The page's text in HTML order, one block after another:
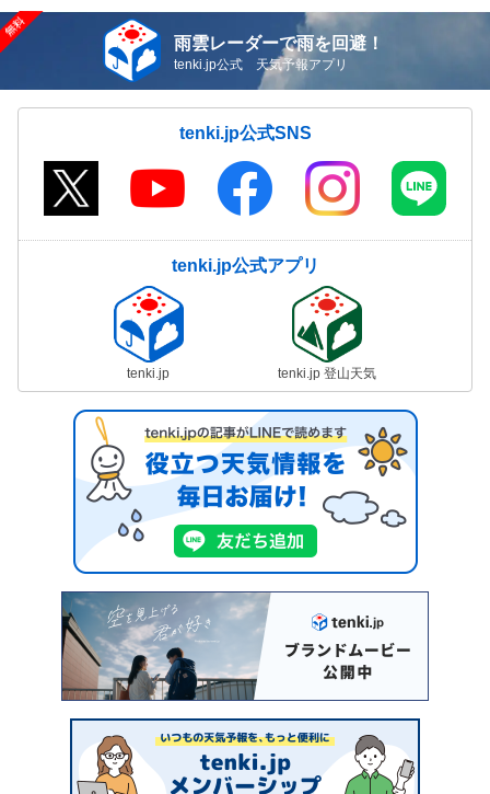
雨雲レーダーで雨を回避！
tenki.jp公式 天気予報アプリ
tenki.jp公式SNS
tenki.jp公式アプリ
tenki.jp tenki.jp 登山天気